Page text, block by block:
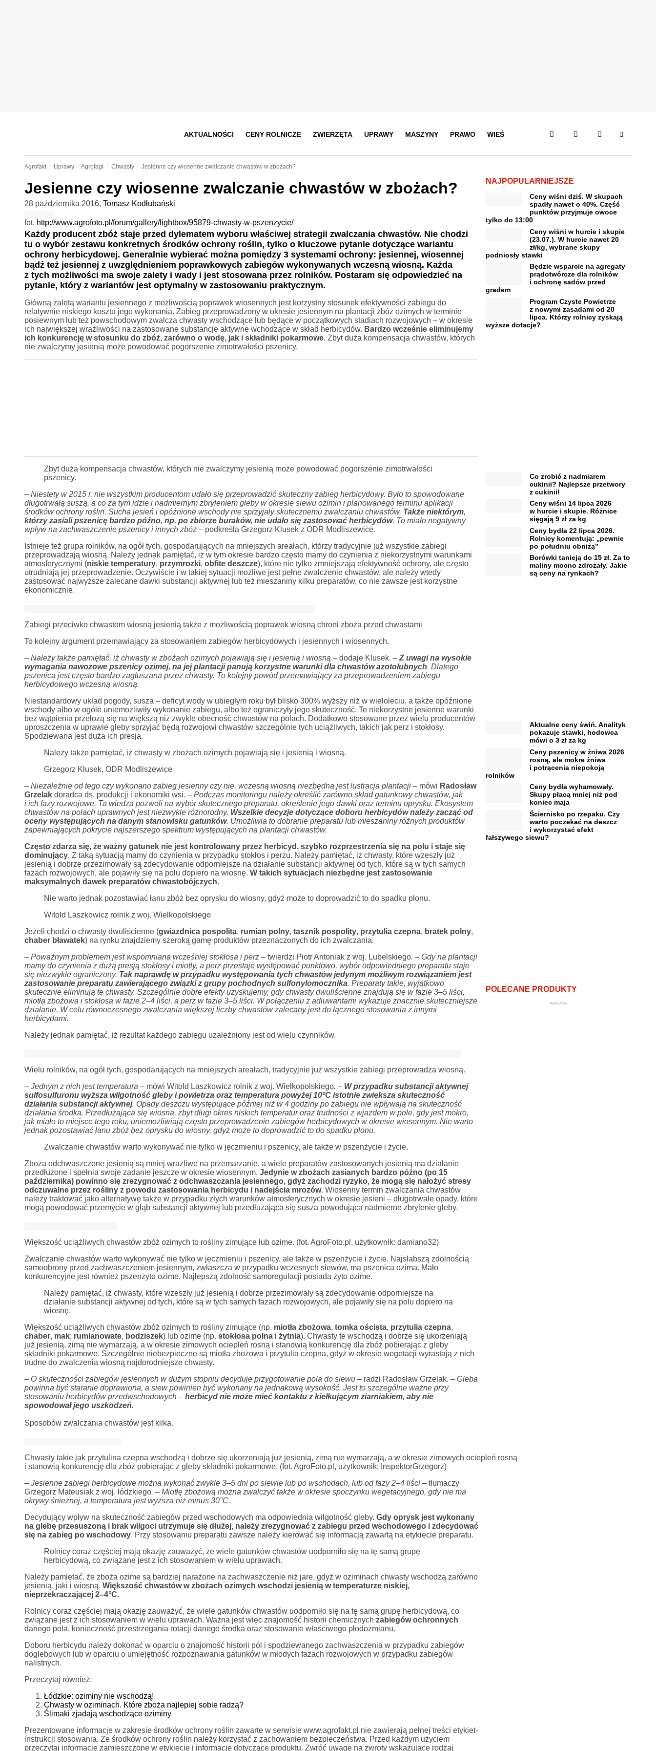
AKTUALNOŚCI CENY ROLNICZE ZWIERZĘTA UPRAWY MASZYNY PRAWO WIEŚ
Agrofakt Uprawy Agrofagi Chwasty Jesienne czy wiosenne zwalczanie chwastów w zbożach?
Jesienne czy wiosenne zwalczanie chwastów w zbożach?
28 października 2016, Tomasz Kodłubański
fot. http://www.agrofoto.pl/forum/gallery/lightbox/95879-chwasty-w-pszenzycie/
Każdy producent zbóż staje przed dylematem wyboru właściwej strategii zwalczania chwastów. Nie chodzi
tu o wybór zestawu konkretnych środków ochrony roślin, tylko o kluczowe pytanie dotyczące wariantu
ochrony herbicydowej. Generalnie wybierać można pomiędzy 3 systemami ochrony: jesiennej, wiosennej
bądź też jesiennej z uwzględnieniem poprawkowych zabiegów wykonywanych wczesną wiosną. Każda
z tych możliwości ma swoje zalety i wady i jest stosowana przez rolników. Postaram się odpowiedzieć na
pytanie, który z wariantów jest optymalny w zastosowaniu praktycznym.
Główną zaletą wariantu jesiennego z możliwością poprawek wiosennych jest korzystny stosunek efektywności zabiegu do
relatywnie niskiego kosztu jego wykonania. Zabieg przeprowadzony w okresie jesiennym na plantacji zbóż ozimych w terminie
posiewnym lub też powschodowym zwalcza chwasty wschodzące lub będące w początkowych stadiach rozwojowych – w okresie
ich największej wrażliwości na zastosowane substancje aktywne wchodzące w skład herbicydów. Bardzo wcześnie eliminujemy
ich konkurencję w stosunku do zbóż, zarówno o wodę, jak i składniki pokarmowe. Zbyt duża kompensacja chwastów, których
nie zwalczymy jesienią może powodować pogorszenie zimotrwałości pszenicy.
Zbyt duża kompensacja chwastów, których nie zwalczymy jesienią może powodować pogorszenie zimotrwałości
pszenicy.
– Niestety w 2015 r. nie wszystkim producentom udało się przeprowadzić skuteczny zabieg herbicydowy. Było to spowodowane
długotrwałą suszą, a co za tym idzie i nadmiernym zbryleniem gleby w okresie siewu ozimin i planowanego terminu aplikacji
środków ochrony roślin. Sucha jesień i opóźnione wschody nie sprzyjały skutecznemu zwalczaniu chwastów. Także niektórym,
którzy zasiali pszenicę bardzo późno, np. po zbiorze buraków, nie udało się zastosować herbicydów. To miało negatywny
wpływ na zachwaszczenie pszenicy i innych zbóż – podkreśla Grzegorz Klusek z ODR Modliszewice.
Istnieje też grupa rolników, na ogół tych, gospodarujących na mniejszych areałach, którzy tradycyjnie już wszystkie zabiegi
przeprowadzają wiosną. Należy jednak pamiętać, iż w tym okresie bardzo często mamy do czynienia z niekorzystnymi warunkami
atmosferycznymi (niskie temperatury, przymrozki, obfite deszcze), które nie tylko zmniejszają efektywność ochrony, ale często
utrudniają jej przeprowadzenie. Oczywiście i w takiej sytuacji możliwe jest pełne zwalczenie chwastów, ale należy wtedy
zastosować najwyższe zalecane dawki substancji aktywnej lub też mieszaniny kilku preparatów, co nie zawsze jest korzystne
ekonomicznie.
Zabiegi przeciwko chwastom wiosną jesienią także z możliwością poprawek wiosną chroni zboża przed chwastami
To kolejny argument przemawiający za stosowaniem zabiegów herbicydowych i jesiennych i wiosennych.
– Należy także pamiętać, iż chwasty w zbożach ozimych pojawiają się i jesienią i wiosną –dodaje Klusek. –Z uwagi na wysokie
wymagania nawozowe pszenicy ozimej, na jej plantacji panują korzystne warunki dla chwastów azotolubnych. Dlatego
pszenica jest często bardzo zagłuszana przez chwasty. To kolejny powód przemawiający za przeprowadzeniem zabiegu
herbicydowego wczesną wiosną.
Niestandardowy układ pogody, susza – deficyt wody w ubiegłym roku był blisko 300% wyższy niż w wieloleciu, a także opóźnione
wschody albo w ogóle uniemożliwiły wykonanie zabiegu, albo też ograniczyły jego skuteczność. Te niekorzystne jesienne warunki
bez wątpienia przełożą się na większą niż zwykle obecność chwastów na polach. Dodatkowo stosowane przez wielu producentów
uproszczenia w uprawie gleby sprzyjać będą rozwojowi chwastów szczególnie tych uciążliwych, takich jak perz i stokłosy.
Spodziewana jest duża ich presja.
Należy także pamiętać, iż chwasty w zbożach ozimych pojawiają się i jesienią i wiosną.
Grzegorz Klusek, ODR Modliszewice
– Niezależnie od tego czy wykonano zabieg jesienny czy nie, wczesną wiosną niezbędna jest lustracja plantacji – mówi Radosław
Grzelakdoradca ds. produkcji i ekonomiki wsi. – Podczas monitoringu należy określić zarówno skład gatunkowy chwastów, jak
i ich fazy rozwojowe. Ta wiedza pozwoli na wybór skutecznego preparatu, określenie jego dawki oraz terminu oprysku. Ekosystem
chwastów na polach uprawnych jest niezwykle różnorodny. Wszelkie decyzje dotyczące doboru herbicydów należy zacząć od
oceny występujących na danym stanowisku gatunków. Umożliwia to dobranie preparatu lub mieszaniny różnych produktów
zapewniających pokrycie najszerszego spektrum występujących na plantacji chwastów.
Często zdarza się, że ważny gatunek nie jest kontrolowany przez herbicyd, szybko rozprzestrzenia się na polu i staje się
dominujący. Z taką sytuacją mamy do czynienia w przypadku stokłos i perzu. Należy pamiętać, iż chwasty, które wzeszły już
jesienią i dobrze przezimowały są zdecydowanie odporniejsze na działanie substancji aktywnej od tych, które są w tych samych
fazach rozwojowych, ale pojawiły się na polu dopiero na wiosnę. W takich sytuacjach niezbędne jest zastosowanie
maksymalnych dawek preparatów chwastobójczych.
Nie warto jednak pozostawiać łanu zbóż bez oprysku do wiosny, gdyż może to doprowadzić to do spadku plonu.
Witold Laszkowicz rolnik z woj. Wielkopolskiego
Jeżeli chodzi o chwasty dwuliścienne (gwiazdnica pospolita, rumian polny, tasznik pospolity, przytulia czepna, bratek polny,
chaber bławatek) na rynku znajdziemy szeroką gamę produktów przeznaczonych do ich zwalczania.
– Poważnym problemem jest wspomniana wcześniej stokłosa i perz –twierdzi Piotr Antoniak z woj. Lubelskiego. – Gdy na plantacji
mamy do czynienia z dużą presją stokłosy i miotły, a perz przestaje występować punktowo, wybór odpowiedniego preparatu staje
się niezwykle ograniczony. Tak naprawdę w przypadku występowania tych chwastów jedynym możliwym rozwiązaniem jest
zastosowanie preparatu zawierającego związki z grupy pochodnych sulfonylomocznika. Preparaty takie, wyjątkowo
skutecznie eliminują te chwasty. Szczególnie dobre efekty uzyskujemy, gdy chwasty dwuliścienne znajdują się w fazie 3–5 liści,
miotła zbożowa i stokłosa w fazie 2–4 liści, a perz w fazie 3–5 liści. W połączeniu z adiuwantami wykazuje znacznie skuteczniejsze
działanie. W celu równoczesnego zwalczania większej liczby chwastów zalecany jest do łącznego stosowania z innymi
herbicydami.
Należy jednak pamiętać, iż rezultat każdego zabiegu uzależniony jest od wielu czynników.
Wielu rolników, na ogół tych, gospodarujących na mniejszych areałach, tradycyjnie już wszystkie zabiegi przeprowadza wiosną.
– Jednym z nich jest temperatura – mówi Witold Laszkowicz rolnik z woj. Wielkopolskiego. – W przypadku substancji aktywnej
sulfosulfuronu wyższa wilgotność gleby i powietrza oraz temperatura powyżej 10ºC istotnie zwiększa skuteczność
działania substancji aktywnej. Opady deszczu występujące później niż w 4 godziny po zabiegu nie wpływają na skuteczność
działania środka. Przedłużająca się wiosna, zbyt długi okres niskich temperatur oraz trudności z wjazdem w pole, gdy jest mokro,
jak miało to miejsce tego roku, uniemożliwiają często przeprowadzenie zabiegów herbicydowych w okresie wiosennym. Nie warto
jednak pozostawiać łanu zbóż bez oprysku do wiosny, gdyż może to doprowadzić to do spadku plonu.
Zwalczanie chwastów warto wykonywać nie tylko w jęczmieniu i pszenicy, ale także w pszenżycie i życie.
Zboża odchwaszczone jesienią są mniej wrażliwe na przemarzanie, a wiele preparatów zastosowanych jesienią ma działanie
przedłużone i spełnia swoje zadanie jeszcze w okresie wiosennym. Jedynie w zbożach zasianych bardzo późno (po 15
października) powinno się zrezygnować z odchwaszczania jesiennego, gdyż zachodzi ryzyko, że mogą się nałożyć stresy
odczuwalne przez rośliny z powodu zastosowania herbicydu i nadejścia mrozów. Wiosenny termin zwalczania chwastów
należy traktować jako alternatywę także w przypadku złych warunków atmosferycznych w okresie jesieni – długotrwałe opady, które
mogą powodować przemycie w głąb substancji aktywnej lub przedłużająca się susza powodująca nadmierne zbrylenie gleby.
Większość uciążliwych chwastów zbóż ozimych to rośliny zimujące lub ozime. (fot. AgroFoto.pl, użytkownik: damiano32)
Zwalczanie chwastów warto wykonywać nie tylko w jęczmieniu i pszenicy, ale także w pszenżycie i życie. Najsłabszą zdolnością
samoobrony przed zachwaszczeniem jesiennym, zwłaszcza w przypadku wczesnych siewów, ma pszenica ozima. Mało
konkurencyjne jest również pszenżyto ozime. Najlepszą zdolność samoregulacji posiada żyto ozime.
Należy pamiętać, iż chwasty, które wzeszły już jesienią i dobrze przezimowały są zdecydowanie odporniejsze na
działanie substancji aktywnej od tych, które są w tych samych fazach rozwojowych, ale pojawiły się na polu dopiero na
wiosnę.
Większość uciążliwych chwastów zbóż ozimych to rośliny zimujące (np. miotła zbożowa, tomka oścista, przytulia czepna,
chaber, mak, rumianowate, bodziszek) lub ozime (np. stokłosa polnai żytnia). Chwasty te wschodzą i dobrze się ukorzeniają
już jesienią, zimą nie wymarzają, a w okresie zimowych ociepleń rosną i stanowią konkurencję dla zbóż pobierając z gleby
składniki pokarmowe. Szczególnie niebezpieczne są miotła zbożowa i przytulia czepna, gdyż w okresie wegetacji wyrastają z nich
trudne do zwalczenia wiosną najdorodniejsze chwasty.
– O skuteczności zabiegów jesiennych w dużym stopniu decyduje przygotowanie pola do siewu – radzi Radosław Grzelak. – Gleba
powinna być staranie doprawiona, a siew powinien być wykonany na jednakową wysokość. Jest to szczególne ważne przy
stosowaniu herbicydów przedwschodowych – herbicyd nie może mieć kontaktu z kiełkującym ziarniakiem, aby nie
spowodował jego uszkodzeń.
Sposobów zwalczania chwastów jest kilka.
Chwasty takie jak przytulina czepna wschodzą i dobrze się ukorzeniają już jesienią, zimą nie wymarzają, a w okresie zimowych ociepleń rosną
i stanowią konkurencję dla zbóż pobierając z gleby składniki pokarmowe. (fot. AgroFoto.pl, użytkownik: InspektorGrzegorz)
– Jesienne zabiegi herbicydowe można wykonać zwykle 3–5 dni po siewie lub po wschodach, lub od fazy 2–4 liści –tłumaczy
Grzegorz Mateusiak z woj. łódzkiego. – Miotłę zbożową można zwalczyć także w okresie spoczynku wegetacyjnego, gdy nie ma
okrywy śnieżnej, a temperatura jest wyższa niż minus 30°C.
Decydujący wpływ na skuteczność zabiegów przed wschodowych ma odpowiednia wilgotność gleby. Gdy oprysk jest wykonany
na glebę przesuszoną i brak wilgoci utrzymuje się dłużej, należy zrezygnować z zabiegu przed wschodowego i zdecydować
się na zabieg po wschodowy. Przy stosowaniu preparatu zawsze należy kierować się informacją zawartą na etykiecie preparatu.
Rolnicy coraz częściej mają okazję zauważyć, że wiele gatunków chwastów uodporniło się na tę samą grupę
herbicydową, co związane jest z ich stosowaniem w wielu uprawach.
Należy pamiętać, że zboża ozime są bardziej narażone na zachwaszczenie niż jare, gdyż w oziminach chwasty wschodzą zarówno
jesienią, jaki i wiosną. Większość chwastów w zbożach ozimych wschodzi jesienią w temperaturze niskiej,
nieprzekraczającej 2–4°C.
Rolnicy coraz częściej mają okazję zauważyć, że wiele gatunków chwastów uodporniło się na tę samą grupę herbicydową, co
związane jest z ich stosowaniem w wielu uprawach. Ważna jest więc znajomość historii chemicznych zabiegów ochronnych
danego pola, konieczność przestrzegania rotacji danego środka oraz stosowanie właściwego płodozmianu.
Doboru herbicydu należy dokonać w oparciu o znajomość historii pól i spodziewanego zachwaszczenia w przypadku zabiegów
doglebowych lub w oparciu o umiejętność rozpoznawania gatunków w młodych fazach rozwojowych w przypadku zabiegów
nalistnych.
Przeczytaj również:
Łódzkie: oziminy nie wschodzą!
Chwasty w oziminach. Które zboża najlepiej sobie radzą?
Ślimaki zjadają wschodzące oziminy
Prezentowane informacje w zakresie środków ochrony roślin zawarte w serwisie www.agrofakt.pl nie zawierają pełnej treści etykiet-
instrukcji stosowania. Ze środków ochrony roślin należy korzystać z zachowaniem bezpieczeństwa. Przed każdym użyciem
przeczytaj informacje zamieszczone w etykiecie i informacje dotyczące produktu. Zwróć uwagę na zwroty wskazujące rodzaj
NAJPOPULARNIEJSZE
Ceny wiśni dziś. W skupach
spadły nawet o 40%. Część
punktów przyjmuje owoce
tylko do 13:00
Ceny wiśni w hurcie i skupie
(23.07.). W hurcie nawet 20
zł/kg, wybrane skupy
podniosły stawki
Będzie wsparcie na agregaty
prądotwórcze dla rolników
i ochronę sadów przed
gradem
Program Czyste Powietrze
z nowymi zasadami od 20
lipca. Którzy rolnicy zyskają
wyższe dotacje?
Co zrobić z nadmiarem
cukinii? Najlepsze przetwory
z cukinii!
Ceny wiśni 14 lipca 2026
w hurcie i skupie. Różnice
sięgają 9 zł za kg
Ceny bydła 22 lipca 2026.
Rolnicy komentują: „pewnie
po południu obniżą”
Borówki tanieją do 15 zł. Za to
maliny mocno zdrożały. Jakie
są ceny na rynkach?
Aktualne ceny świń. Analityk
pokazuje stawki, hodowca
mówi o 3 zł za kg
Ceny pszenicy w żniwa 2026
rosną, ale mokre żniwa
i potrącenia niepokoją
rolników
Ceny bydła wyhamowały.
Skupy płacą mniej niż pod
koniec maja
Ściernisko po rzepaku. Czy
warto poczekać na deszcz
i wykorzystać efekt
fałszywego siewu?
POLECANE PRODUKTY
REKLAMA